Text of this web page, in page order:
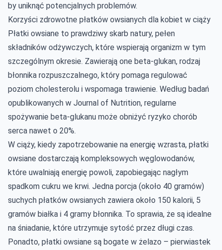
by uniknąć potencjalnych problemów.
Korzyści zdrowotne płatków owsianych dla kobiet w ciąży
Płatki owsiane to prawdziwy skarb natury, pełen
składników odżywczych, które wspierają organizm w tym
szczególnym okresie. Zawierają one beta-glukan, rodzaj
błonnika rozpuszczalnego, który pomaga regulować
poziom cholesterolu i wspomaga trawienie. Według badań
opublikowanych w Journal of Nutrition, regularne
spożywanie beta-glukanu może obniżyć ryzyko chorób
serca nawet o 20%.
W ciąży, kiedy zapotrzebowanie na energię wzrasta, płatki
owsiane dostarczają kompleksowych węglowodanów,
które uwalniają energię powoli, zapobiegając nagłym
spadkom cukru we krwi. Jedna porcja (około 40 gramów)
suchych płatków owsianych zawiera około 150 kalorii, 5
gramów białka i 4 gramy błonnika. To sprawia, że są idealne
na śniadanie, które utrzymuje sytość przez długi czas.
Ponadto, płatki owsiane są bogate w żelazo – pierwiastek